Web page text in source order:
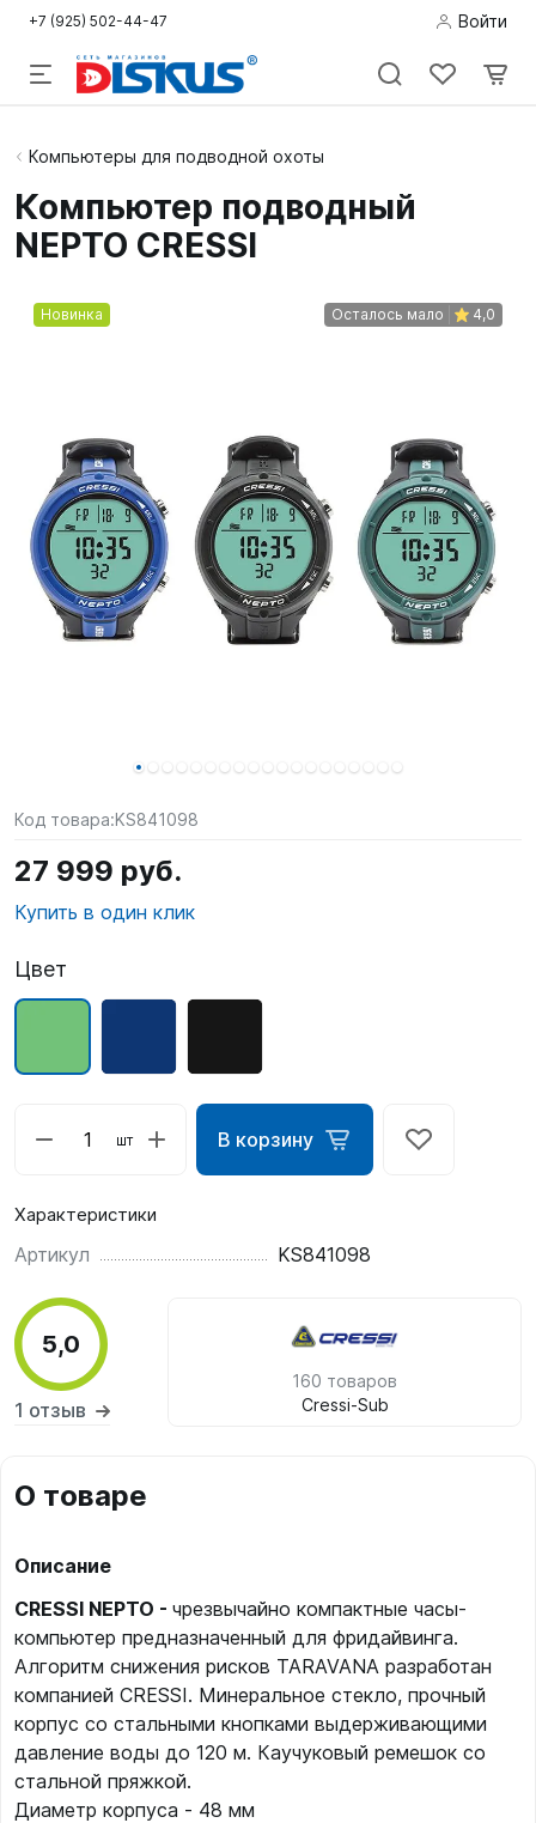
+7 (925) 502-44-47 Войти
Подводная
Дайвинг
Снорклинг /
Пляж
Детям
Бассейн
SUP-
сёрфинг
Подарочные
Акции
Компьютеры для подводной охоты
Компьютер подводный
NEPTO CRESSI
Новинка Осталось мало 4,0
Код товара:KS841098
27 999 руб.
Купить в один клик
Цвет
шт В корзину
Характеристики
Артикул KS841098
5,0
1 отзыв
160 товаров
Cressi-Sub
О товаре
Описание
CRESSI NEPTO - чрезвычайно компактные часы-
компьютер предназначенный для фридайвинга.
Алгоритм снижения рисков TARAVANA разработан
компанией CRESSI. Минеральное стекло, прочный
корпус со стальными кнопками выдерживающими
давление воды до 120 м. Каучуковый ремешок со
стальной пряжкой.
Диаметр корпуса - 48 мм